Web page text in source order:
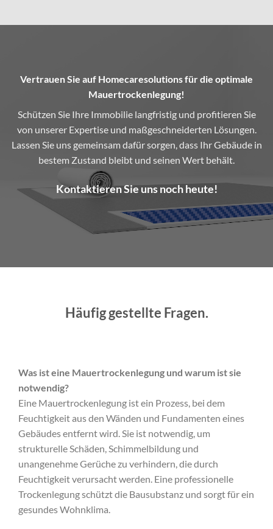
Vertrauen Sie auf Homecaresolutions für die optimale
Mauertrockenlegung!
Schützen Sie Ihre Immobilie langfristig und profitieren Sie
von unserer Expertise und maßgeschneiderten Lösungen.
Lassen Sie uns gemeinsam dafür sorgen, dass Ihr Gebäude in
bestem Zustand bleibt und seinen Wert behält.
Kontaktieren Sie uns noch heute!
Häufig gestellte Fragen.
Was ist eine Mauertrockenlegung und warum ist sie
notwendig?
Eine Mauertrockenlegung ist ein Prozess, bei dem
Feuchtigkeit aus den Wänden und Fundamenten eines
Gebäudes entfernt wird. Sie ist notwendig, um
strukturelle Schäden, Schimmelbildung und
unangenehme Gerüche zu verhindern, die durch
Feuchtigkeit verursacht werden. Eine professionelle
Trockenlegung schützt die Bausubstanz und sorgt für ein
gesundes Wohnklima.